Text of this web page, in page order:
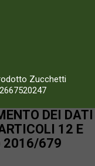
Zucchetti
DEI DATI
12 E
2016/679